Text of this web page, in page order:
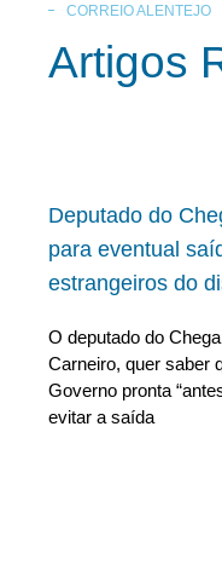
CORREIO ALENTEJO
Artigos
Deputado do
para eventual
estrangeiros do
O deputado do
Carneiro, quer saber
Governo pronta
evitar a saída